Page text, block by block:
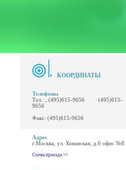
КООРДИНАТЫ
Телефоны
Тел.: , (495)615-9656 (495)615-
9656
Факс: (495)615-9656
Адрес
г.Москва, ул. Хованская, д.6 офис №8
Схема проезда >>